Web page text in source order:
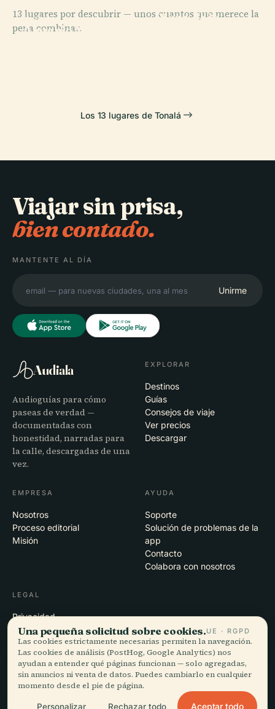
13 lugares por descubrir — unos cuantos que merece la
pena combinar.
PLACE
Acuario Michin
Plaza de la
PLACE
Los 13 lugares de Tonalá
Viajar sin prisa,
bien contado.
MANTENTE AL DÍA
Unirme
Audiala
Audioguías para cómo
paseas de verdad —
documentadas con
honestidad, narradas para
la calle, descargadas de una
vez.
EXPLORAR
Destinos
Guías
Consejos de viaje
Ver precios
Descargar
EMPRESA
Nosotros
Proceso editorial
Misión
AYUDA
Soporte
Solución de problemas de la
app
Contacto
Colabora con nosotros
LEGAL
Privacidad
Términos
Configuración de cookies
Eliminar cuenta
© 2026 Audiala · Hecho en Morges, Suiza, en la carretera y en la nube
Una pequeña solicitud sobre cookies.UE · RGPD
Las cookies estrictamente necesarias permiten la navegación.
Las cookies de análisis (PostHog, Google Analytics) nos
ayudan a entender qué páginas funcionan — solo agregadas,
sin anuncios ni venta de datos. Puedes cambiarlo en cualquier
momento desde el pie de página.
Personalizar Rechazar todo Aceptar todo